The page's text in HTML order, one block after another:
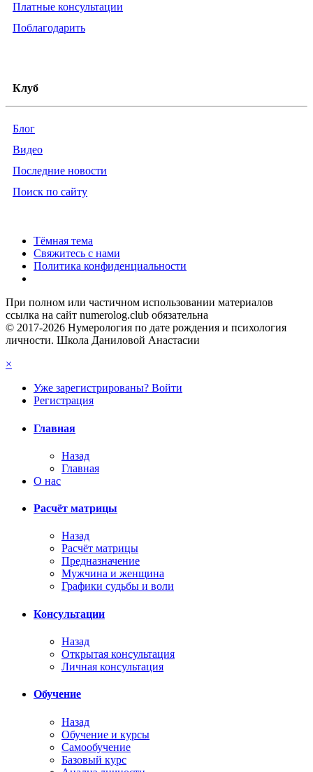
Платные консультации
Поблагодарить
Клуб
Блог
Видео
Последние новости
Поиск по сайту
Тёмная тема
Свяжитесь с нами
Политика конфиденциальности
При полном или частичном использовании материалов
ссылка на сайт numerolog.club обязательна
© 2017-2026 Нумерология по дате рождения и психология
личности. Школа Даниловой Анастасии
×
Уже зарегистрированы? Войти
Регистрация
Главная
Назад
Главная
О нас
Расчёт матрицы
Назад
Расчёт матрицы
Предназначение
Мужчина и женщина
Графики судьбы и воли
Консультации
Назад
Открытая консультация
Личная консультация
Обучение
Назад
Обучение и курсы
Самообучение
Базовый курс